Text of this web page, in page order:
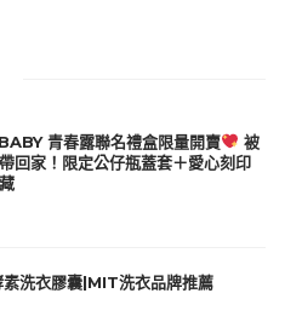
青春露聯名禮盒限量開賣
被
回家！限定公仔瓶蓋套＋愛心刻印
洗衣膠囊|MIT洗衣品牌推薦